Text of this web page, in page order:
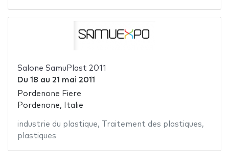
Salone SamuPlast 2011
Du 18 au 21 mai 2011
Pordenone Fiere
Pordenone, Italie
industrie du plastique, Traitement des plastiques,
plastiques